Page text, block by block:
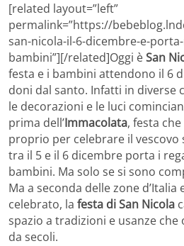
[related layout=”left”
permalink=”https://
san-nicola-il-6-dicembre-e-
bambini”][/related]Oggi èSan
festa e i bambini attendono il 6
doni dal santo. Infatti in diverse
le decorazioni e le luci
prima dell’Immacolata, festa
proprio per celebrare il
tra il 5 e il 6 dicembre porta i
bambini. Ma solo se si sono
Ma a seconda delle zone
celebrato, la festa di San Nicola
spazio a tradizioni e usanze
da secoli.